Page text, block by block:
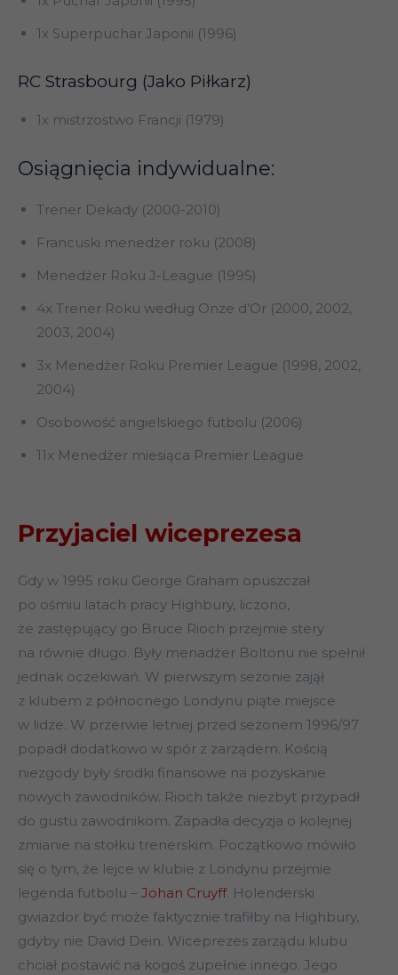
1x Superpuchar Japonii (1996)
RC Strasbourg (Jako Piłkarz)
1x mistrzostwo Francji (1979)
Osiągnięcia indywidualne:
Trener Dekady (2000-2010)
Francuski menedżer roku (2008)
Menedżer Roku J-League (1995)
4x Trener Roku według Onze d’Or (2000, 2002,
2003, 2004)
3x Menedżer Roku Premier League (1998, 2002,
2004)
Osobowość angielskiego futbolu (2006)
11x Menedżer miesiąca Premier League
Przyjaciel wiceprezesa
Gdy w 1995 roku George Graham opuszczał
po ośmiu latach pracy Highbury, liczono,
że zastępujący go Bruce Rioch przejmie stery
na równie długo. Były menadżer Boltonu nie spełnił
jednak oczekiwań. W pierwszym sezonie zajął
z klubem z północnego Londynu piąte miejsce
w lidze. W przerwie letniej przed sezonem 1996/97
popadł dodatkowo w spór z zarządem. Kością
niezgody były środki finansowe na pozyskanie
nowych zawodników. Rioch także niezbyt przypadł
do gustu zawodnikom. Zapadła decyzja o kolejnej
zmianie na stołku trenerskim. Początkowo mówiło
się o tym, że lejce w klubie z Londynu przejmie
legenda futbolu – Johan Cruyff. Holenderski
gwiazdor być może faktycznie trafiłby na Highbury,
gdyby nie David Dein. Wiceprezes zarządu klubu
chciał postawić na kogoś zupełnie innego. Jego